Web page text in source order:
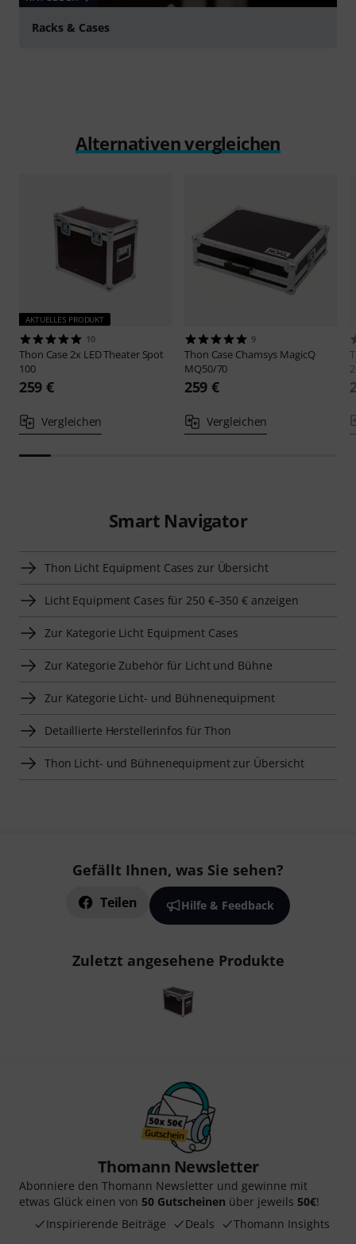
Racks & Cases
Alternativen vergleichen
AKTUELLES PRODUKT
10
Thon Case 2x LED Theater Spot
100
259 €
Vergleichen
9
Thon Case Chamsys MagicQ
MQ50/70
259 €
Vergleichen
Smart Navigator
Thon Licht Equipment Cases zur Übersicht
Licht Equipment Cases für 250 €–350 € anzeigen
Zur Kategorie Licht Equipment Cases
Zur Kategorie Zubehör für Licht und Bühne
Zur Kategorie Licht- und Bühnenequipment
Detaillierte Herstellerinfos für Thon
Thon Licht- und Bühnenequipment zur Übersicht
Gefällt Ihnen, was Sie sehen?
Teilen Hilfe & Feedback
Zuletzt angesehene Produkte
Thomann Newsletter
Abonniere den Thomann Newsletter und gewinne mit
etwas Glück einen von 50 Gutscheinen über jeweils 50€!
Inspirierende Beiträge
Deals Thomann Insights